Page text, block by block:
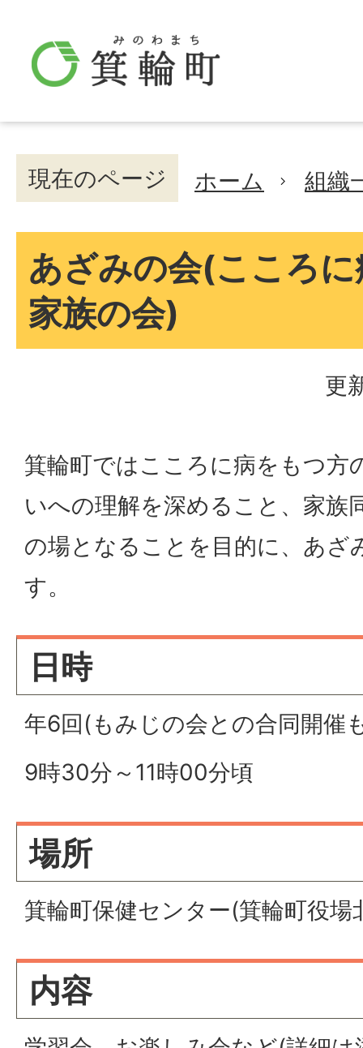
現在のページ ホーム 組織
あざみの会(こころ
家族の会)
更
箕輪町ではこころに病をもつ方
いへの理解を深めること、家族
の場となることを目的に、あざ
す。
日時
年6回(もみじの会との合同開催
9時30分～11時00分頃
場所
箕輪町保健センター(箕輪町役場
内容